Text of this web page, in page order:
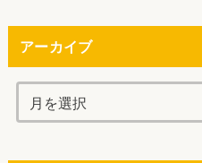
アーカイブ